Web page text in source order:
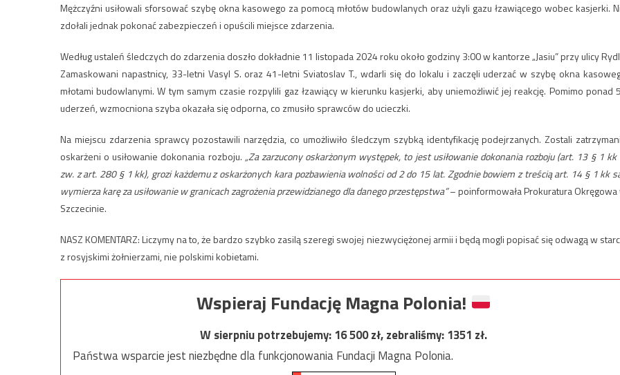
Mężczyźni usiłowali sforsować szybę okna kasowego za pomocą młotów budowlanych oraz użyli gazu łzawiącego wobec kasjerki.
zdołali jednak pokonać zabezpieczeń i opuścili miejsce zdarzenia.
Według ustaleń śledczych do zdarzenia doszło dokładnie 11 listopada 2024 roku około godziny 3:00 w kantorze „Jasiu” przy ulicy
Zamaskowani napastnicy, 33-letni Vasyl S. oraz 41-letni Sviatoslav T., wdarli się do lokalu i zaczęli uderzać w szybę okna
młotami budowlanymi. W tym samym czasie rozpylili gaz łzawiący w kierunku kasjerki, aby uniemożliwić jej reakcję. Pomimo ponad
uderzeń, wzmocniona szyba okazała się odporna, co zmusiło sprawców do ucieczki.
Na miejscu zdarzenia sprawcy pozostawili narzędzia, co umożliwiło śledczym szybką identyfikację podejrzanych. Zostali
oskarżeni o usiłowanie dokonania rozboju. „Za zarzucony oskarżonym występek, to jest usiłowanie dokonania rozboju (art. 13 § 1
zw. z art. 280 § 1 kk), grozi każdemu z oskarżonych kara pozbawienia wolności od 2 do 15 lat. Zgodnie bowiem z treścią art. 14 § 1 kk
wymierza karę za usiłowanie w granicach zagrożenia przewidzianego dla danego przestępstwa”– poinformowała Prokuratura Okręgowa
Szczecinie.
NASZ KOMENTARZ: Liczymy na to, że bardzo szybko zasilą szeregi swojej niezwyciężonej armii i będą mogli popisać się odwagą w
z rosyjskimi żołnierzami, nie polskimi kobietami.
Wspieraj Fundację Magna Polonia!
W sierpniu potrzebujemy:16 500zł, zebraliśmy:1351 zł.
Państwa wsparcie jest niezbędne dla funkcjonowania Fundacji Magna Polonia.